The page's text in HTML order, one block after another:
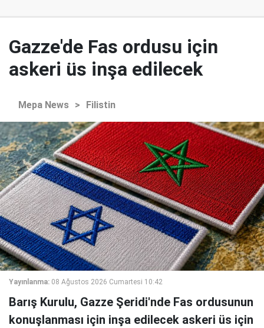
Gazze'de Fas ordusu için
askeri üs inşa edilecek
Mepa News > Filistin
Yayınlanma: 08 Ağustos 2026 Cumartesi 10:42
Barış Kurulu, Gazze Şeridi'nde Fas ordusunun
konuşlanması için inşa edilecek askeri üs için